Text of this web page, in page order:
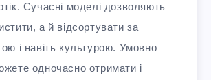
Сучасні моделі дозволяють
а й відсортувати за
і навіть культурою. Умовно
одночасно отримати і